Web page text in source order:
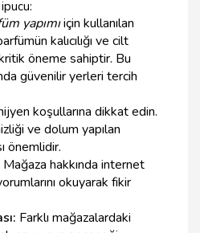
yapımıiçin kullanılan
kalıcılığı ve cilt
kritik öneme sahiptir. Bu
güvenilir yerleri tercih
koşullarına dikkat edin.
ve dolum yapılan
önemlidir.
Mağaza hakkında internet
okuyarak fikir
Farklı mağazalardaki